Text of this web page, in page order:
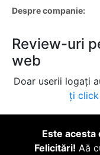
Despre companie:
Review-uri
web
Doar userii logați
ți click
Este acesta
Felicitări! Aă